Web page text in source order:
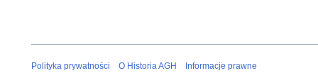
Polityka prywatności O Historia AGH Informacje prawne